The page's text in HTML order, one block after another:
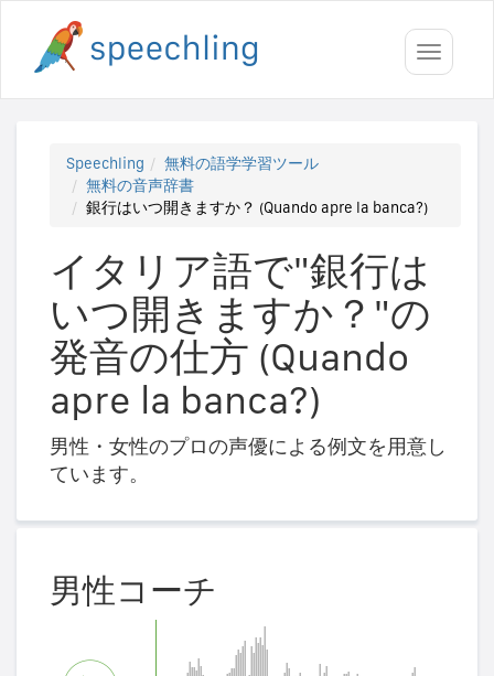
Toggle
Speechling
無料の語学学習ツール
無料の音声辞書
銀行はいつ開きますか？ (Quando apre la banca?)
イタリア語で"銀行は
いつ開きますか？"の
発音の仕方 (Quando
apre la banca?)
男性・女性のプロの声優による例文を用意し
ています。
男性コーチ